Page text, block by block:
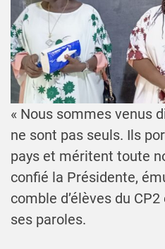
« Nous sommes venus
ne sont pas seuls. Ils
pays et méritent toute
confié la Présidente,
comble d’élèves du
ses paroles.